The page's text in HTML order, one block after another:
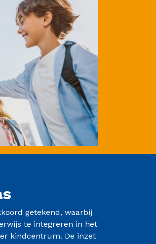
getekend, waarbij
te integreren in het
kindcentrum. De inzet